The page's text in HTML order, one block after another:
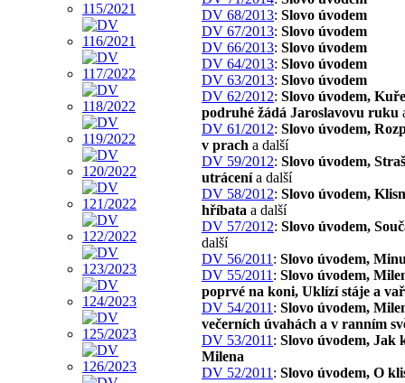
DV 68/2013: Slovo úvodem
DV 67/2013: Slovo úvodem
DV 66/2013: Slovo úvodem
DV 64/2013: Slovo úvodem
DV 63/2013: Slovo úvodem
DV 62/2012: Slovo úvodem,
podruhé žádá Jaroslavovu ruku
DV 61/2012: Slovo úvodem,
v prach a další
DV 59/2012: Slovo úvodem,
utrácenía další
DV 58/2012: Slovo úvodem,
hříbata a další
DV 57/2012: Slovo úvodem,
další
DV 56/2011 : Slovo úvodem,
DV 55/2011 : Slovo úvodem,
poprvé na koni, Uklízí stáje a
DV 54/2011 : Slovo úvodem,
večerních úvahách a v ranním
DV 53/2011 : Slovo úvodem, Jak
Milena
DV 52/2011 : Slovo úvodem, O